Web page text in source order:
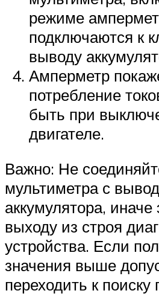
режиме
подключаются к
выводу
Амперметр
потребление
быть при
двигателе.
Важно: Не
мультиметра с
аккумулятора, иначе
выходу из строя
устройства. Если
значения выше
переходить к